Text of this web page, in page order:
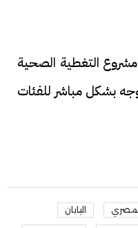
التغطية الصحية
بشكل مباشر للفئات
المصري اليابان